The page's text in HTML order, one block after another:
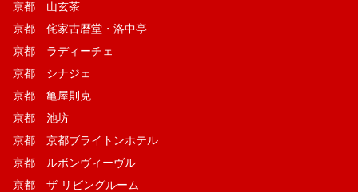
京都 山玄茶
京都 侘家古暦堂・洛中亭
京都 ラディーチェ
京都 シナジェ
京都 亀屋則克
京都 池坊
京都 京都ブライトンホテル
京都 ルボンヴィーヴル
京都 ザ リビングルーム